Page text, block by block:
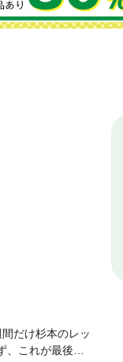
だけ杉本のレッ
これが最後の